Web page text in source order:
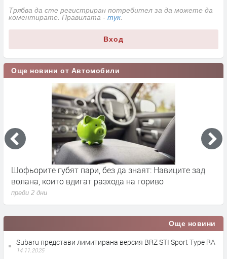
Трябва да сте регистриран потребител за да можете да
коментирате. Правилата - тук
Вход
Още новини от Автомобили
Шофьорите губят пари, без да знаят: Навиците зад
волана, които вдигат разхода на гориво
преди 2 дни
Още новини
Subaru представи лимитирана версия BRZ STI Sport Type RA
14.11.2025